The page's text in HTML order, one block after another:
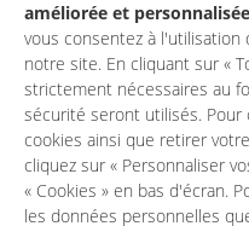
améliorée et
vous consentez à
notre site. En cliquant sur «
strictement nécessaires au
sécurité seront utilisés.
cookies ainsi que retirer
cliquez sur « Personnaliser
« Cookies » en bas d'écran.
les données personnelles